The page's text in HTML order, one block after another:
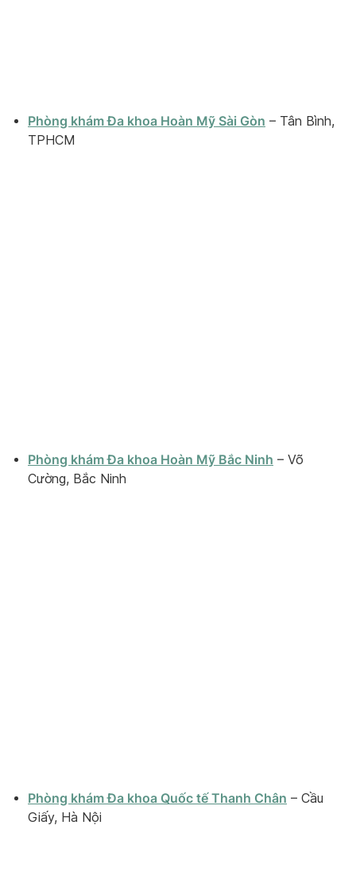
Phòng khám Đa khoa Hoàn Mỹ Sài Gòn – Tân Bình,
TPHCM
Phòng khám Đa khoa Hoàn Mỹ Bắc Ninh – Võ
Cường, Bắc Ninh
Phòng khám Đa khoa Quốc tế Thanh Chân – Cầu
Giấy, Hà Nội